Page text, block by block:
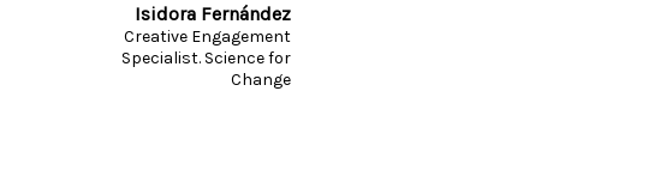
Isidora Fernández
Creative Engagement
Specialist. Science for
Change